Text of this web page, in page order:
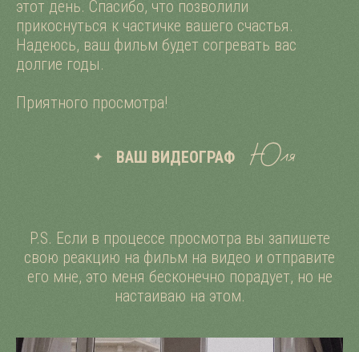
этот день. Спасибо, что позволили
прикоснуться к частичке вашего счастья.
Надеюсь, ваш фильм будет согревать вас
долгие годы.
Приятного просмотра!
Юля
ВАШ ВИДЕОГРАФ
P.S. Если в процессе просмотра вы запишете
свою реакцию на фильм на видео и отправите
его мне, это меня бесконечно порадует, но не
настаиваю на этом.